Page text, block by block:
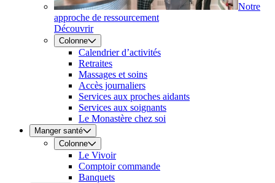
Notre
approche de ressourcement
Découvrir
Colonne
Calendrier d’activités
Retraites
Massages et soins
Accès journaliers
Services aux proches aidants
Services aux soignants
Le Monastère chez soi
Manger santé
Colonne
Le Vivoir
Comptoir commande
Banquets